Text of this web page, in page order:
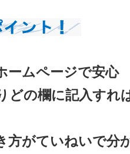
ームページで安心
どの欄に記入すれ
方がていねいで分